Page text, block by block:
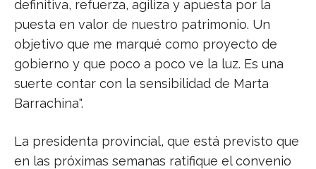
definitiva, refuerza, agiliza y apuesta por la
puesta en valor de nuestro patrimonio. Un
objetivo que me marqué como proyecto de
gobierno y que poco a poco ve la luz. Es una
suerte contar con la sensibilidad de Marta
Barrachina".
La presidenta provincial, que está previsto que
en las próximas semanas ratifique el convenio